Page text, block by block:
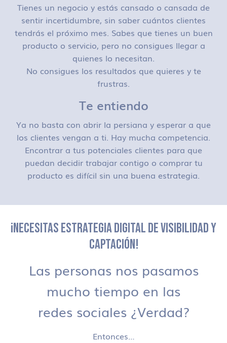
Tienes un negocio y estás cansado o cansada de
sentir incertidumbre, sin saber cuántos clientes
tendrás el próximo mes. Sabes que tienes un buen
producto o servicio, pero no consigues llegar a
quienes lo necesitan.
No consigues los resultados que quieres y te
frustras.
Te entiendo
Ya no basta con abrir la persiana y esperar a que
los clientes vengan a ti. Hay mucha competencia.
Encontrar a tus potenciales clientes para que
puedan decidir trabajar contigo o comprar tu
producto es difícil sin una buena estrategia.
¡NECESITAS ESTRATEGIA DIGITAL DE VISIBILIDAD Y
CAPTACIÓN!
Las personas nos pasamos
mucho tiempo en las
redes sociales ¿Verdad?
Entonces…